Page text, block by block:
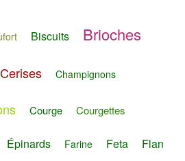
Biscuits Brioches
Cerises Champignons
Courge Courgettes
Épinards Farine Feta Flan